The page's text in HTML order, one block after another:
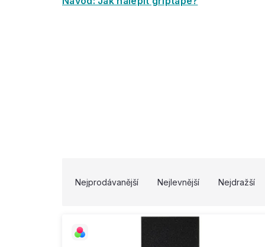
Nejprodávanější Nejlevnější Nejdražší